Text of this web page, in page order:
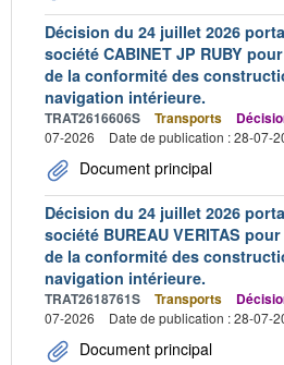
Décision du 24 juillet 2026
société CABINET JP RUBY
de la conformité des
navigation intérieure.
TRAT2616606S Transports
07-2026
Date de publication : 28-07-
Document principal
Décision du 24 juillet 2026
société BUREAU VERITAS
de la conformité des
navigation intérieure.
TRAT2618761S Transports
07-2026
Date de publication : 28-07-
Document principal